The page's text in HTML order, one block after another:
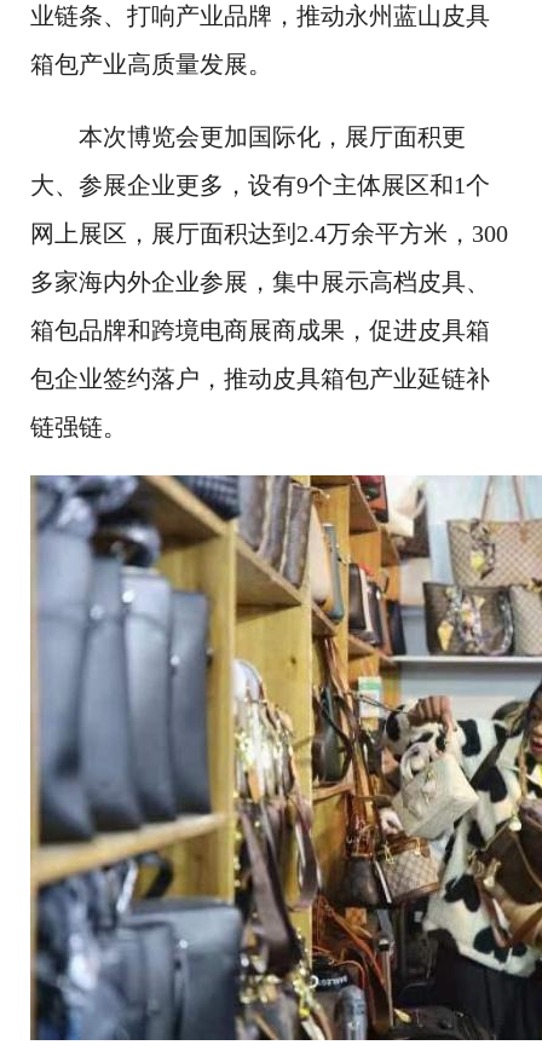
业链条、打响产业品牌，推动永州蓝山皮具
箱包产业高质量发展。
本次博览会更加国际化，展厅面积更
大、参展企业更多，设有9个主体展区和1个
网上展区，展厅面积达到2.4万余平方米，300
多家海内外企业参展，集中展示高档皮具、
箱包品牌和跨境电商展商成果，促进皮具箱
包企业签约落户，推动皮具箱包产业延链补
链强链。